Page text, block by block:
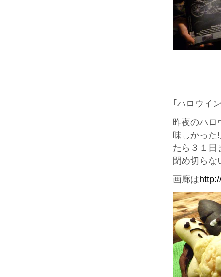
｢ハロウイ
昨夜のハロ
味しかった
たら３１日
閉め切らな
画廊は